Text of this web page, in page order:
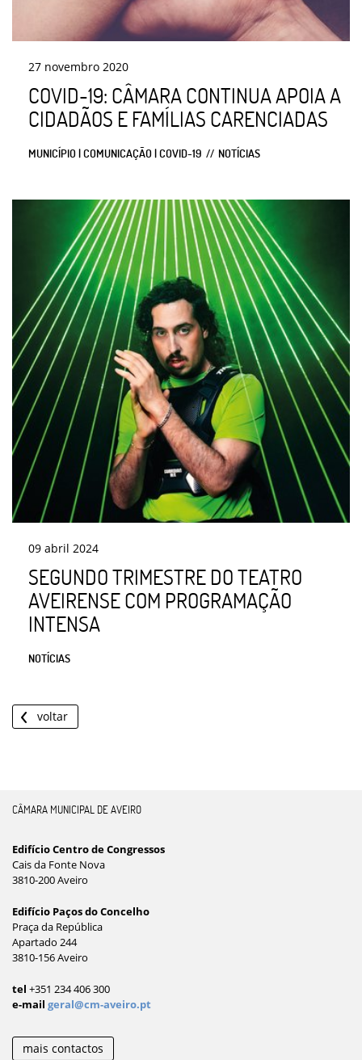
27 novembro 2020
COVID-19: CÂMARA CONTINUA APOIA A
CIDADÃOS E FAMÍLIAS CARENCIADAS
MUNICÍPIO | COMUNICAÇÃO | COVID-19 NOTÍCIAS
09 abril 2024
SEGUNDO TRIMESTRE DO TEATRO
AVEIRENSE COM PROGRAMAÇÃO
INTENSA
NOTÍCIAS
voltar
CÂMARA MUNICIPAL DE AVEIRO
Edifício Centro de Congressos
Cais da Fonte Nova
3810-200 Aveiro
Edifício Paços do Concelho
Praça da República
Apartado 244
3810-156 Aveiro
tel +351 234 406 300
e-mail geral@cm-aveiro.pt
mais contactos